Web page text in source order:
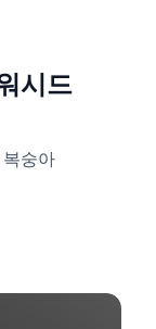
시드
숭아